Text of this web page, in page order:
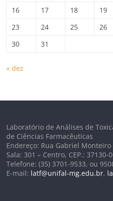
16
17 18 19
23
24 25 26
30
31
« dez
Laboratório de Análises de
de Ciências Farmacêuticas
Endereço: Rua Gabriel Monteiro
Sala: 301 – Centro, CEP.: 37130-
Telefone: (35) 3701-9533, ou
E-mail: latf@unifal-mg.edu.br,